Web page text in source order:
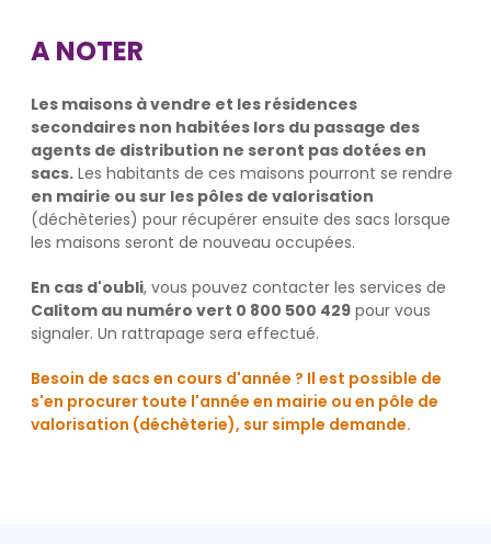
A NOTER
Les maisons à vendre et les résidences
secondaires non habitées lors du passage des
agents de distribution ne seront pas dotées en
sacs.Les habitants de ces maisons pourront se rendre
en mairie ou sur les pôles de valorisation
(déchèteries) pour récupérer ensuite des sacs lorsque
les maisons seront de nouveau occupées.
En cas d'oubli, vous pouvez contacter les services de
Calitom au numéro vert 0 800 500 429pour vous
signaler. Un rattrapage sera effectué.
Besoin de sacs en cours d'année ? Il est possible de
s'en procurer toute l'année en mairie ou en pôle de
valorisation (déchèterie), sur simple demande.